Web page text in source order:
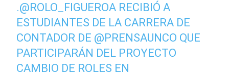
.@ROLO_FIGUEROA RECIBIÓ A
ESTUDIANTES DE LA CARRERA DE
CONTADOR DE @PRENSAUNCO QUE
PARTICIPARÁN DEL PROYECTO
CAMBIO DE ROLES EN